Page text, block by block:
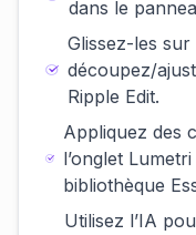
dans le
Glissez-les sur
découpez/
Ripple Edit.
Appliquez des
l’onglet
bibliothèque
Utilisez l’IA